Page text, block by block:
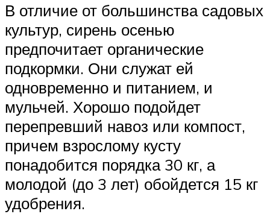
В отличие от большинства садовых
культур, сирень осенью
предпочитает органические
подкормки. Они служат ей
одновременно и питанием, и
мульчей. Хорошо подойдет
перепревший навоз или компост,
причем взрослому кусту
понадобится порядка 30 кг, а
молодой (до 3 лет) обойдется 15 кг
удобрения.